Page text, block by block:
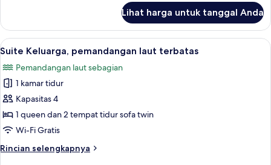
Suite
Keluarga
Lihat harga untuk tanggal Anda
Lihat
semua
foto
untuk
Suite
Keluarga,
pemandangan
terbatas
5
Suite Keluarga, pemandangan laut terbatas
Pemandangan laut sebagian
1 kamar tidur
Kapasitas 4
1 queen dan 2 tempat tidur sofa twin
Wi-Fi Gratis
Rincian selengkapnya
Rincian